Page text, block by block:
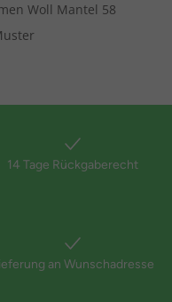
Woll Mantel 58
14 Tage Rückgaberecht
an Wunschadresse